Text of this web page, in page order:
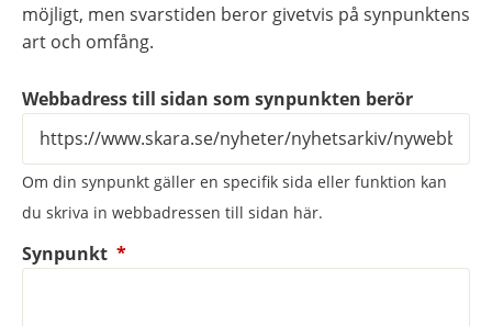
möjligt, men svarstiden beror givetvis på synpunktens
art och omfång.
Webbadress till sidan som synpunkten berör
Om din synpunkt gäller en specifik sida eller funktion kan
du skriva in webbadressen till sidan här.
Synpunkt *(obligatorisk)